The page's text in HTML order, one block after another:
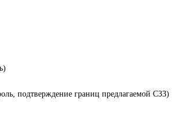
подтверждение границ предлагаемой СЗЗ)